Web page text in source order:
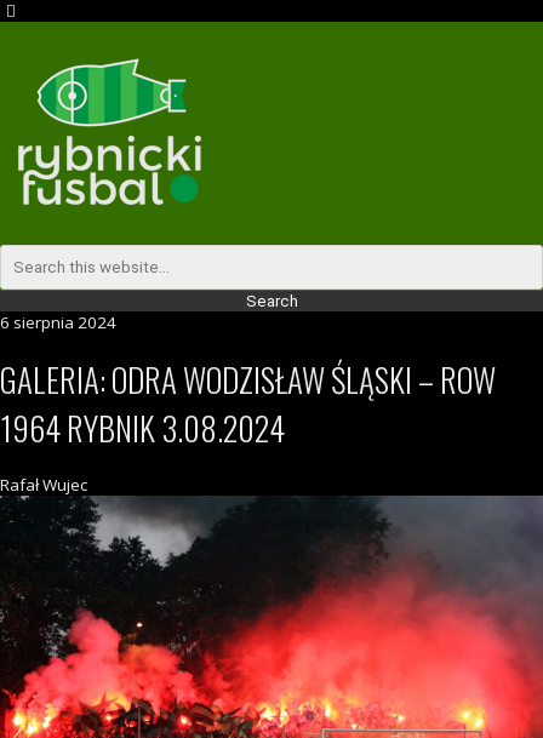
6 sierpnia 2024
GALERIA: ODRA WODZISŁAW ŚLĄSKI – ROW
1964 RYBNIK 3.08.2024
Rafał Wujec